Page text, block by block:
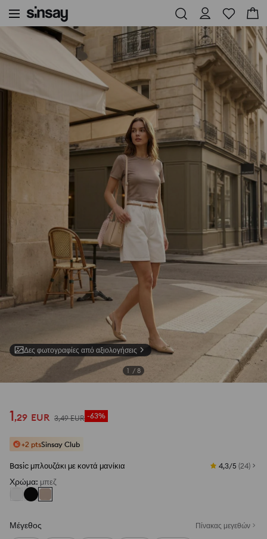
Γυναικεία Basic μπλουζάκι με κοντά μανίκια
Δες φωτογραφίες από αξιολογήσεις
1 / 8
1,29 EUR 3,49 EUR -63%
+2 ptsSinsay Club
Basic μπλουζάκι με κοντά μανίκια 4,3/5 (24)
Χρώμα: μπεζ
Μέγεθος Πίνακας μεγεθών